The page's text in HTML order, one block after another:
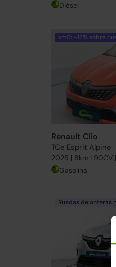
Diésel
km0: -13% sobre
Renault Clio
TCe Esprit Alpine
2025 | 8km | 90CV
Gasolina
Ruedas delanteras